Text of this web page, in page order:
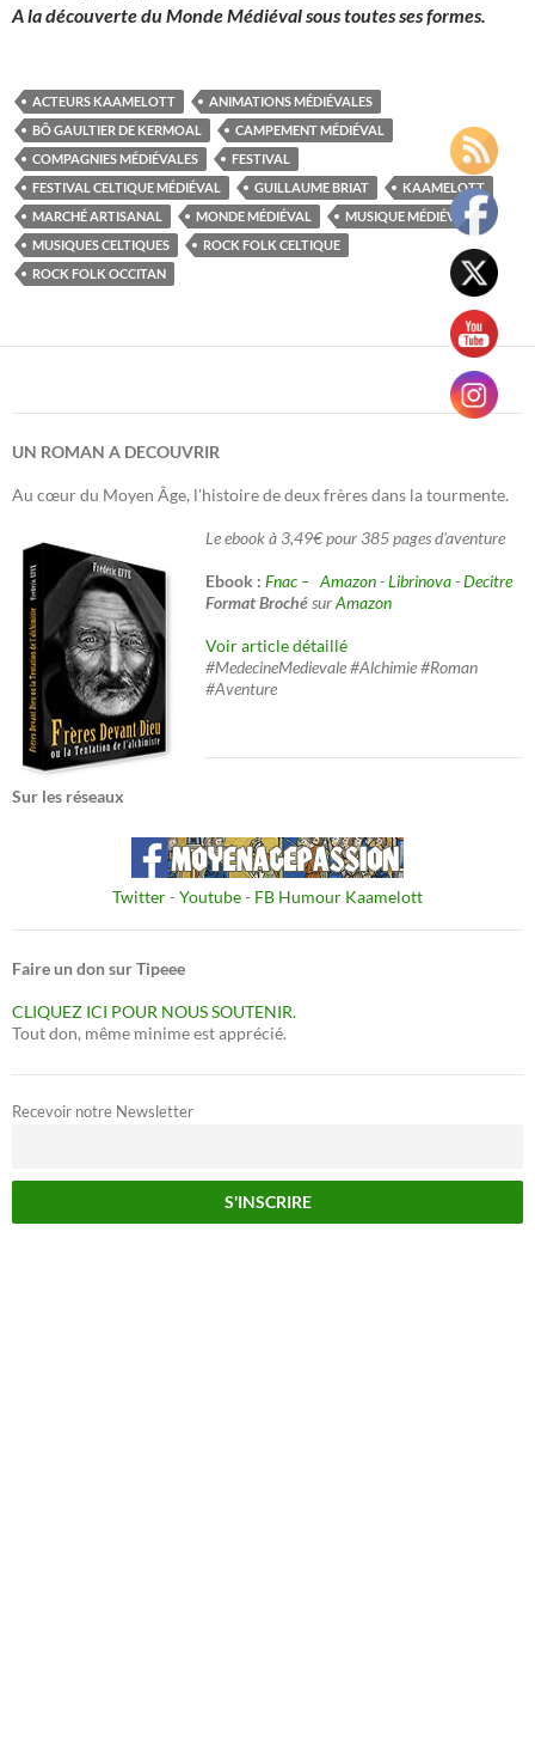
A la découverte du Monde Médiéval sous toutes ses formes.
ACTEURS KAAMELOTT
ANIMATIONS MÉDIÉVALES
BÔ GAULTIER DE KERMOAL
CAMPEMENT MÉDIÉVAL
COMPAGNIES MÉDIÉVALES
FESTIVAL
FESTIVAL CELTIQUE MÉDIÉVAL
GUILLAUME BRIAT
KAAMELOTT
MARCHÉ ARTISANAL
MONDE MÉDIÉVAL
MUSIQUE MÉDIÉVALE
MUSIQUES CELTIQUES
ROCK FOLK CELTIQUE
ROCK FOLK OCCITAN
UN ROMAN A DECOUVRIR
Au cœur du Moyen Âge, l'histoire de deux frères dans la tourmente.
Le ebook à 3,49€ pour 385 pages d'aventure
Ebook : Fnac – Amazon-Librinova-Decitre
Format BrochésurAmazon
Voir article détaillé
#MedecineMedievale #Alchimie #Roman
#Aventure
Sur les réseaux
Twitter- Youtube- FB Humour Kaamelott
Faire un don sur Tipeee
CLIQUEZ ICI POUR NOUS SOUTENIR.
Tout don, même minime est apprécié.
Recevoir notre Newsletter